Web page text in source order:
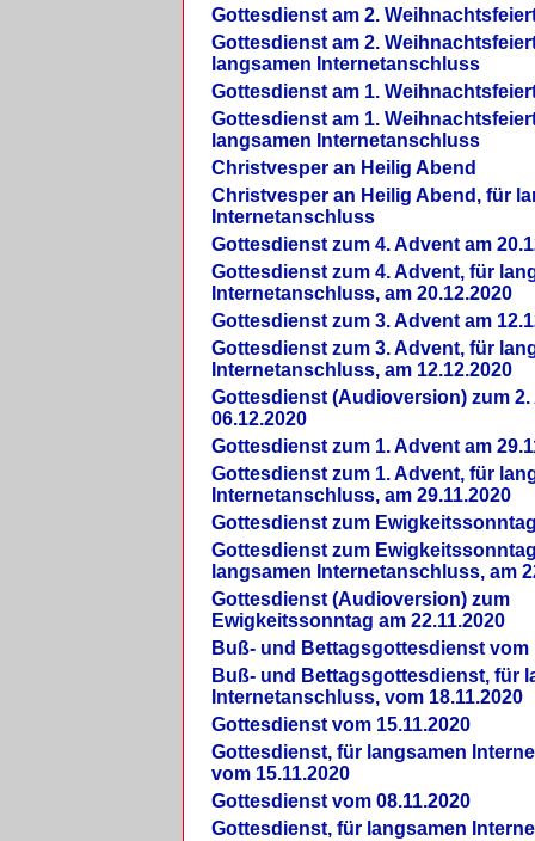
Gottesdienst am 2.
Gottesdienst am 2.
langsamen Internetanschluss
Gottesdienst am 1.
Gottesdienst am 1.
langsamen Internetanschluss
Christvesper an Heilig Abend
Christvesper an Heilig Abend, für
Internetanschluss
Gottesdienst zum 4. Advent am
Gottesdienst zum 4. Advent, für
Internetanschluss, am 20.12.2020
Gottesdienst zum 3. Advent am
Gottesdienst zum 3. Advent, für
Internetanschluss, am 12.12.2020
Gottesdienst (Audioversion) zum 2.
06.12.2020
Gottesdienst zum 1. Advent am
Gottesdienst zum 1. Advent, für
Internetanschluss, am 29.11.2020
Gottesdienst zum
Gottesdienst zum
langsamen Internetanschluss, am
Gottesdienst (Audioversion) zum
Ewigkeitssonntag am 22.11.2020
Buß- und Bettagsgottesdienst vom
Buß- und Bettagsgottesdienst, für
Internetanschluss, vom 18.11.2020
Gottesdienst vom 15.11.2020
Gottesdienst, für langsamen
vom 15.11.2020
Gottesdienst vom 08.11.2020
Gottesdienst, für langsamen